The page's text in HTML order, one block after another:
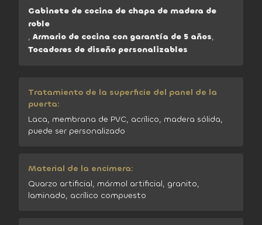
Gabinete de cocina de chapa de madera de
roble
, Armario de cocina con garantía de 5 años,
Tocadores de diseño personalizables
Tratamiento de la superficie del panel de la
puerta:
Laca, membrana de PVC, acrílico, madera sólida,
puede ser personalizado
Material de la encimera:
Quarzo artificial, mármol artificial, granito,
laminado, acrílico compuesto